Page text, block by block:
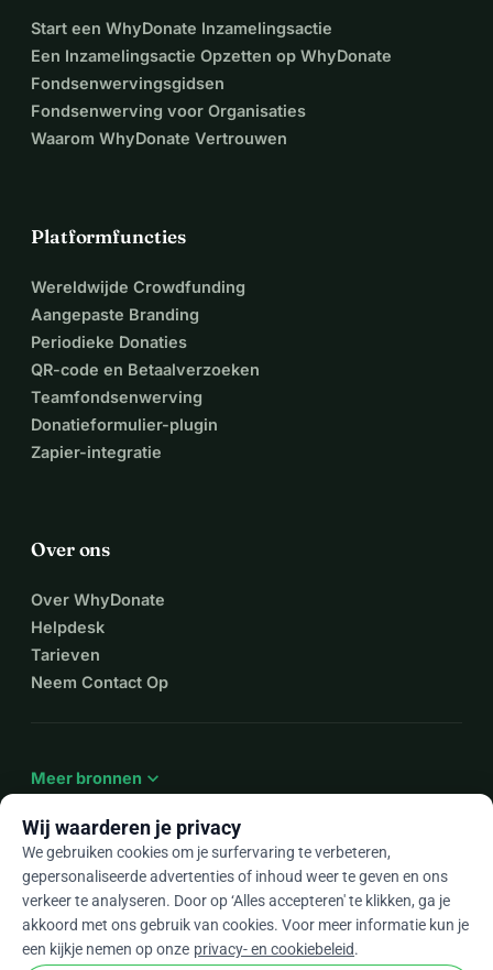
Start een WhyDonate Inzamelingsactie
Een Inzamelingsactie Opzetten op WhyDonate
Fondsenwervingsgidsen
Fondsenwerving voor Organisaties
Waarom WhyDonate Vertrouwen
Platformfuncties
Wereldwijde Crowdfunding
Aangepaste Branding
Periodieke Donaties
QR-code en Betaalverzoeken
Teamfondsenwerving
Donatieformulier-plugin
Zapier-integratie
Over ons
Over WhyDonate
Helpdesk
Tarieven
Neem Contact Op
Meer bronnen expand_more
Nlarrow_drop_down
★★★★★ 4,9 / 5 op basis van 500+ reviews
Wij waarderen je privacy
We gebruiken cookies om je surfervaring te verbeteren,
gepersonaliseerde advertenties of inhoud weer te geven en ons
verkeer te analyseren. Door op ‘Alles accepteren' te klikken, ga je
akkoord met ons gebruik van cookies. Voor meer informatie kun je
een kijkje nemen op onze privacy- en cookiebeleid.